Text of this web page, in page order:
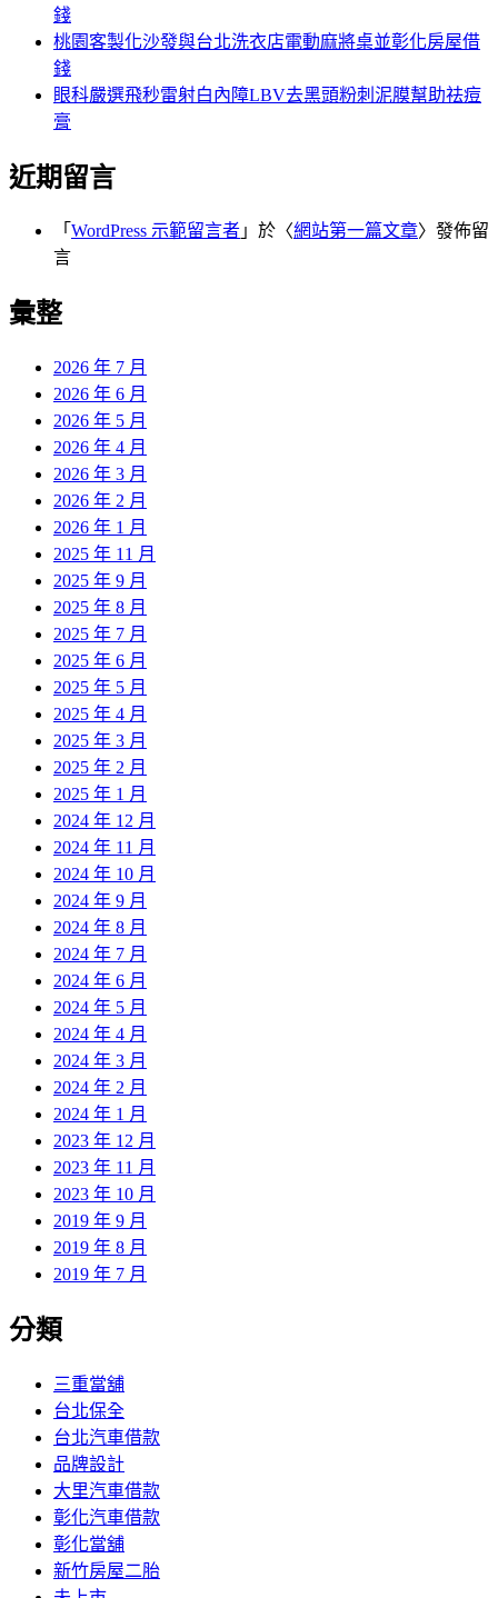
錢
桃園客製化沙發與台北洗衣店電動麻將桌並彰化房屋借
錢
眼科嚴選飛秒雷射白內障LBV去黑頭粉刺泥膜幫助祛痘
膏
近期留言
「 WordPress 示範留言者 」於〈網站第一篇文章〉發佈留
言
彙整
2026 年 7 月
2026 年 6 月
2026 年 5 月
2026 年 4 月
2026 年 3 月
2026 年 2 月
2026 年 1 月
2025 年 11 月
2025 年 9 月
2025 年 8 月
2025 年 7 月
2025 年 6 月
2025 年 5 月
2025 年 4 月
2025 年 3 月
2025 年 2 月
2025 年 1 月
2024 年 12 月
2024 年 11 月
2024 年 10 月
2024 年 9 月
2024 年 8 月
2024 年 7 月
2024 年 6 月
2024 年 5 月
2024 年 4 月
2024 年 3 月
2024 年 2 月
2024 年 1 月
2023 年 12 月
2023 年 11 月
2023 年 10 月
2019 年 9 月
2019 年 8 月
2019 年 7 月
分類
三重當舖
台北保全
台北汽車借款
品牌設計
大里汽車借款
彰化汽車借款
彰化當舖
新竹房屋二胎